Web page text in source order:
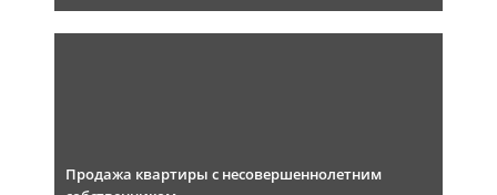
Продажа квартиры с несовершеннолетним